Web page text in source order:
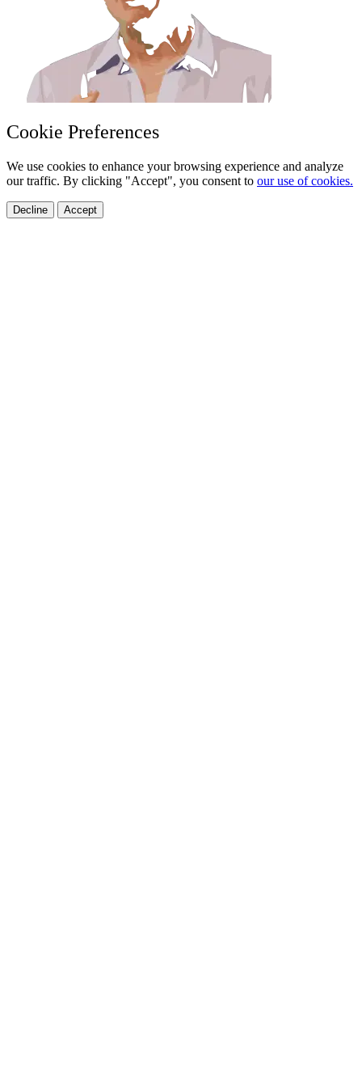
Cookie Preferences
We use cookies to enhance your browsing experience and analyze
our traffic. By clicking "Accept", you consent to our use of cookies.
Decline Accept